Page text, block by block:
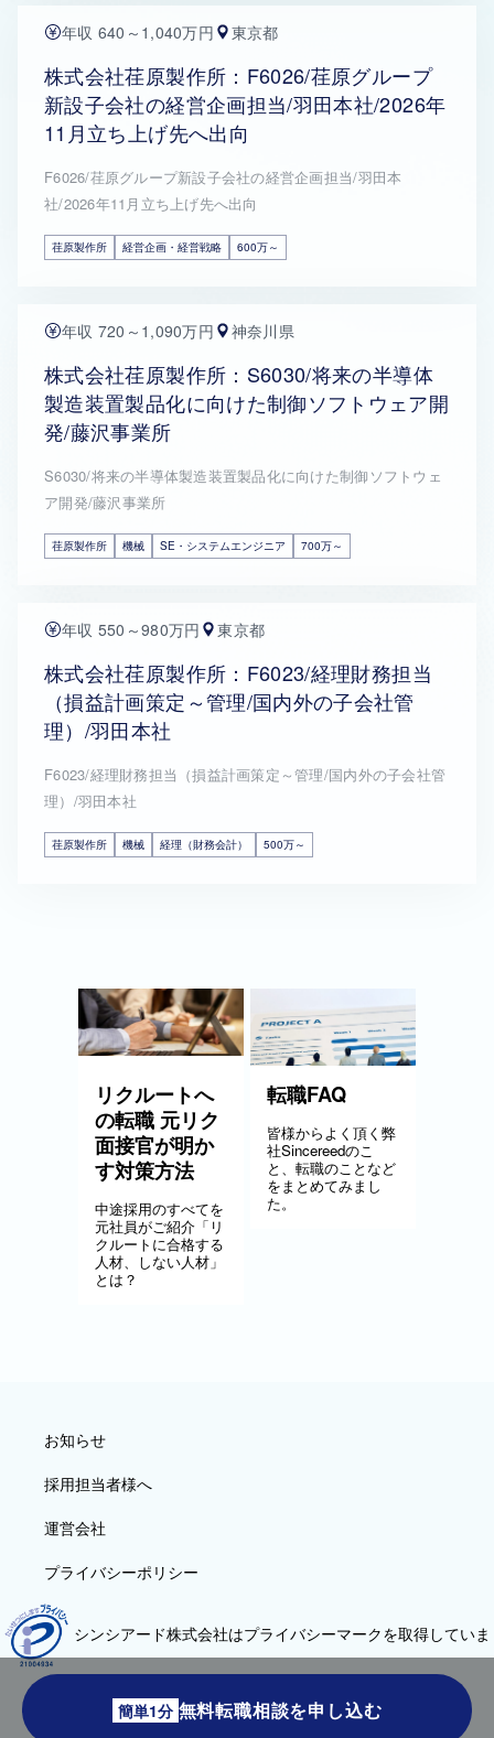
年収 640～1,040万円 東京都
株式会社荏原製作所：F6026/荏原グループ
新設子会社の経営企画担当/羽田本社/2026年
11月立ち上げ先へ出向
F6026/荏原グループ新設子会社の経営企画担当/羽田本
社/2026年11月立ち上げ先へ出向
荏原製作所 経営企画・経営戦略 600万～
年収 720～1,090万円 神奈川県
株式会社荏原製作所：S6030/将来の半導体
製造装置製品化に向けた制御ソフトウェア開
発/藤沢事業所
S6030/将来の半導体製造装置製品化に向けた制御ソフトウェ
ア開発/藤沢事業所
荏原製作所 機械 SE・システムエンジニア 700万～
年収 550～980万円 東京都
株式会社荏原製作所：F6023/経理財務担当
（損益計画策定～管理/国内外の子会社管
理）/羽田本社
F6023/経理財務担当（損益計画策定～管理/国内外の子会社管
理）/羽田本社
荏原製作所 機械 経理（財務会計） 500万～
簡単1分 無料転職相談を申し込む
リクルートへ
の転職 元リク
面接官が明か
す対策方法
中途採用のすべてを
元社員がご紹介「リ
クルートに合格する
人材、しない人材」
とは？
転職FAQ
皆様からよく頂く弊
社Sincereedのこ
と、転職のことなど
をまとめてみまし
た。
お知らせ
採用担当者様へ
運営会社
プライバシーポリシー
シンシアード株式会社はプライバシーマークを取得していま
©sincereed Co., Ltd.